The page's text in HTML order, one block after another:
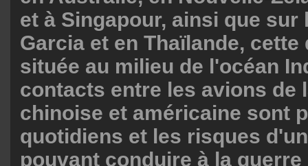
et à Singapour, ainsi que sur
Garcia et en Thaïlande,
située au milieu de l'océan
contacts entre les avions de
chinoise et américaine sont
quotidiens et les risques
pouvant conduire à la